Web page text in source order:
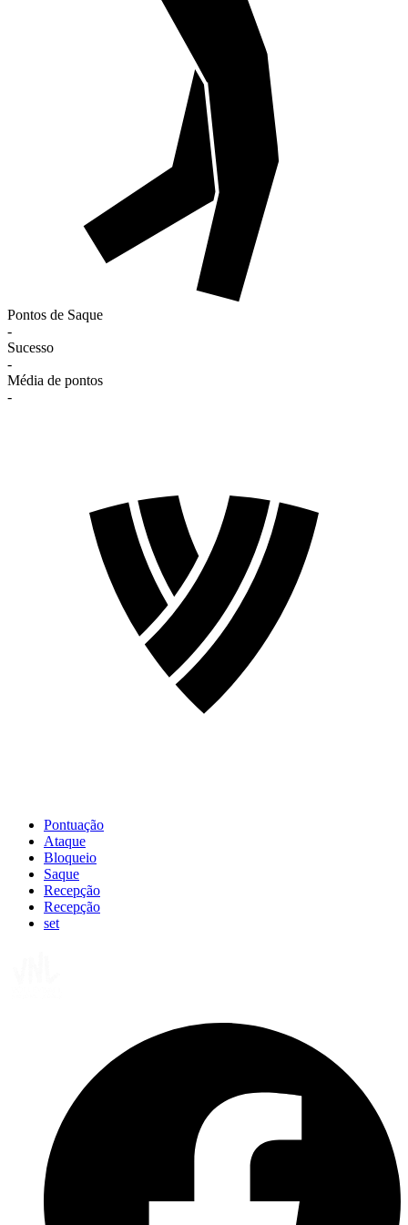
Pontos de Saque
-
Sucesso
-
Média de pontos
-
Pontuação
Ataque
Bloqueio
Saque
Recepção
Recepção
set